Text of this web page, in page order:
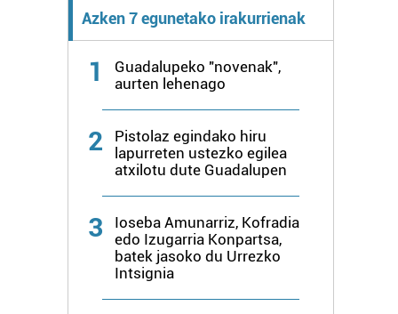
Azken 7 egunetako irakurrienak
1
Guadalupeko "novenak",
aurten lehenago
2
Pistolaz egindako hiru
lapurreten ustezko egilea
atxilotu dute Guadalupen
3
Ioseba Amunarriz, Kofradia
edo Izugarria Konpartsa,
batek jasoko du Urrezko
Intsignia